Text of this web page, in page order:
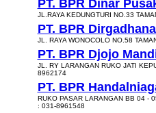
PT. BPR Dinar
JL.RAYA KEDUNGTURI NO.33
PT. BPR
JL. RAYA WONOCOLO NO.58
PT. BPR Djojo
JL. RY LARANGAN RUKO JATI
8962174
PT. BPR
RUKO PASAR LARANGAN BB 04 -
: 031-8961548